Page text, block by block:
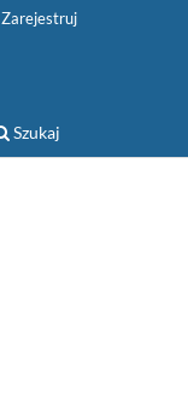
Szukaj
Zarejestruj